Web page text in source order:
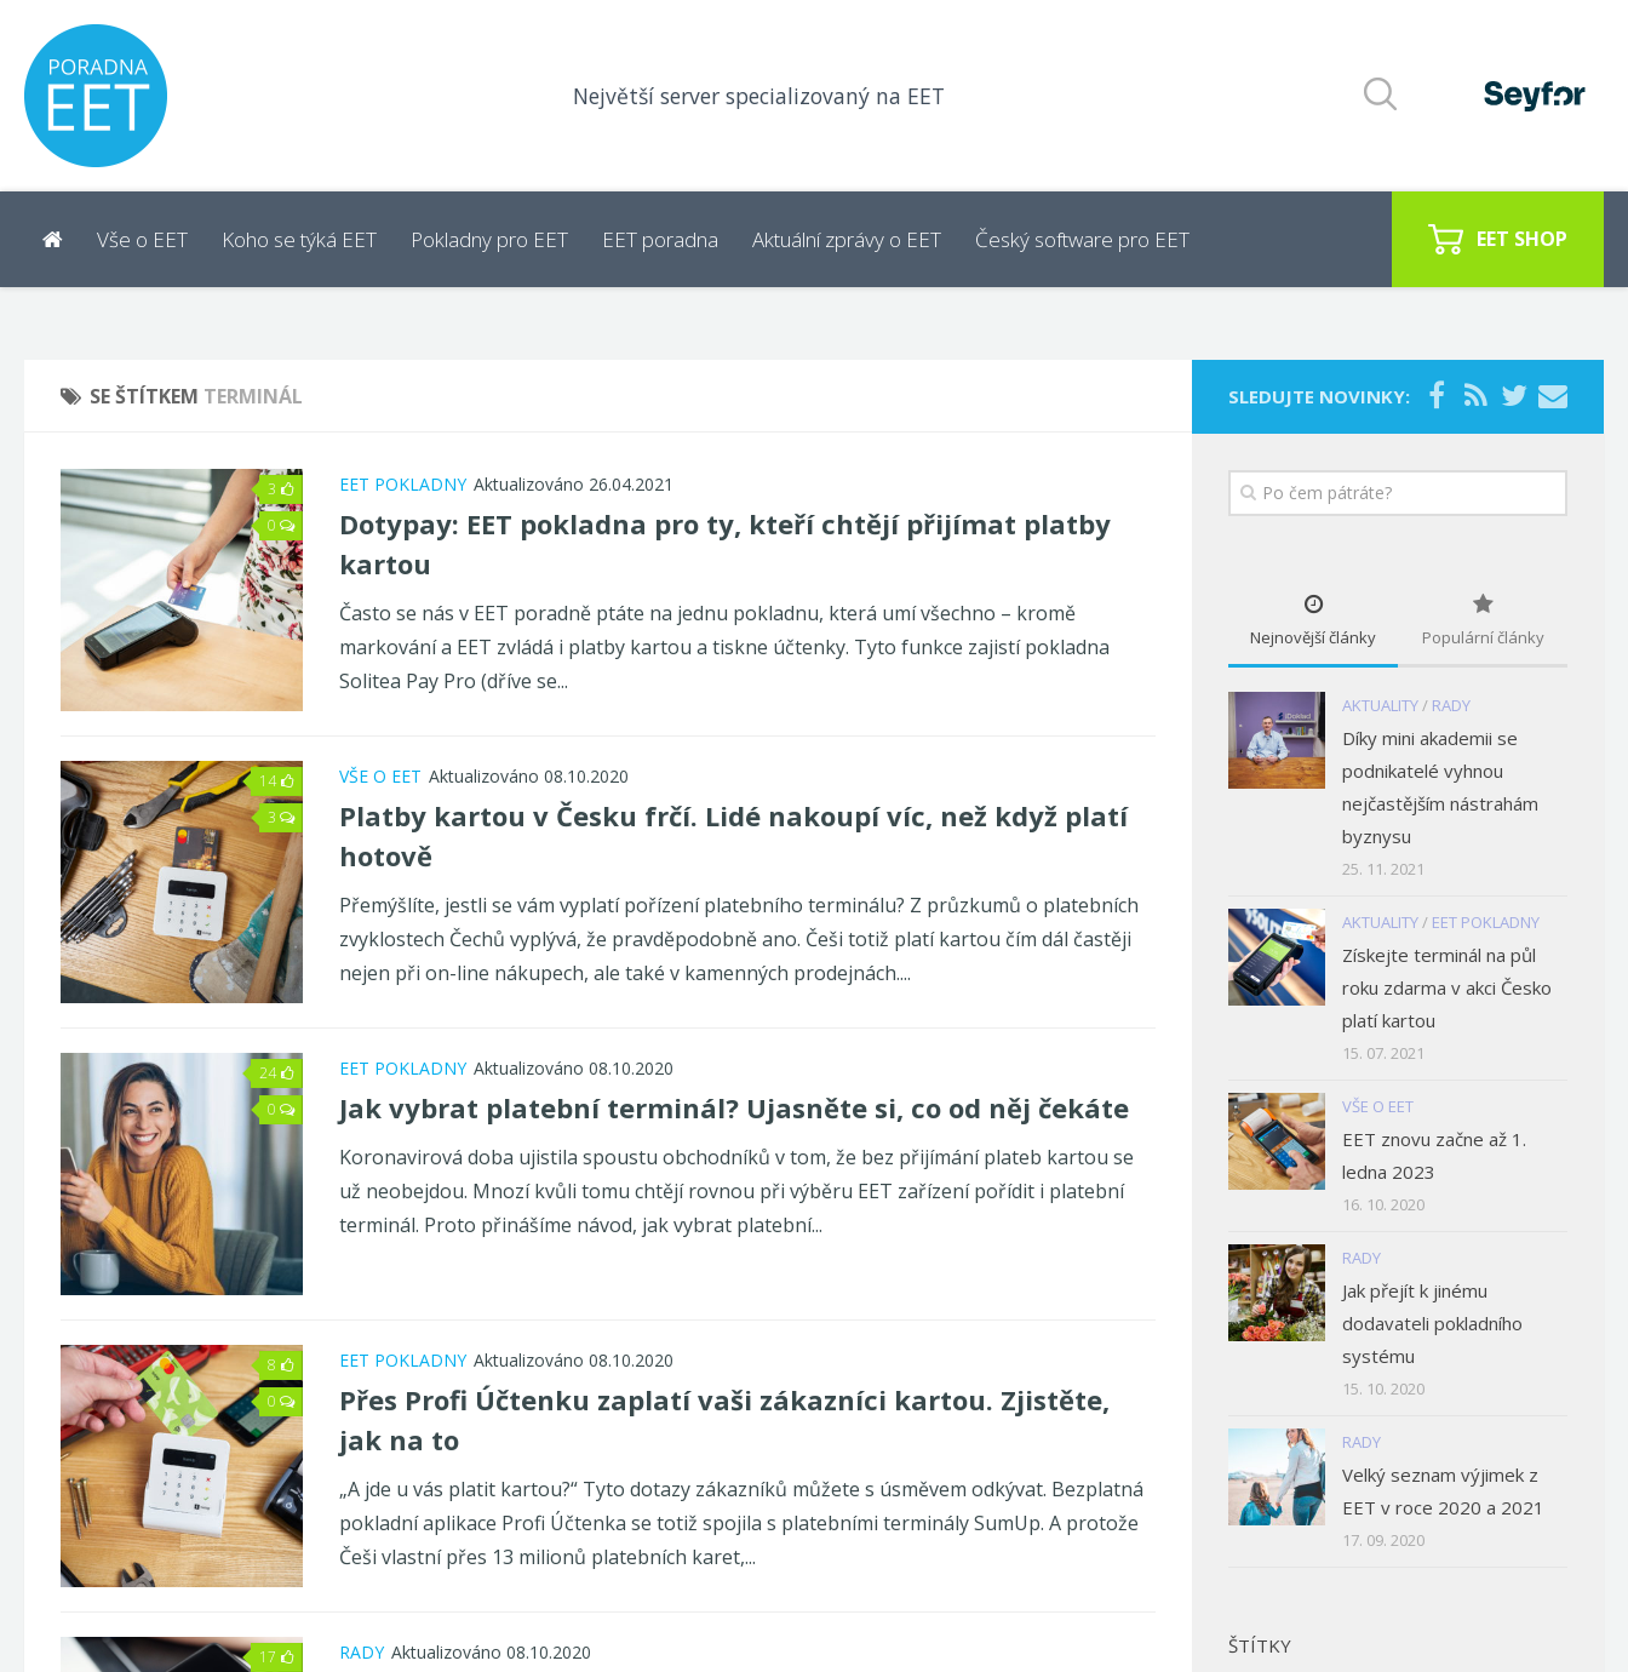
Největší server specializovaný na EET
Vše o EET Koho se týká EET Pokladny pro EET EET poradna Aktuální zprávy o EET Český software pro EET EET SHOP
SE ŠTÍTKEM TERMINÁL
3
0
EET POKLADNY Aktualizováno 26.04.2021
Dotypay: EET pokladna pro ty, kteří chtějí přijímat platby
kartou
Často se nás v EET poradně ptáte na jednu pokladnu, která umí všechno – kromě
markování a EET zvládá i platby kartou a tiskne účtenky. Tyto funkce zajistí pokladna
Solitea Pay Pro (dříve se...
14
3
VŠE O EET Aktualizováno 08.10.2020
Platby kartou v Česku frčí. Lidé nakoupí víc, než když platí
hotově
Přemýšlíte, jestli se vám vyplatí pořízení platebního terminálu? Z průzkumů o platebních
zvyklostech Čechů vyplývá, že pravděpodobně ano. Češi totiž platí kartou čím dál častěji
nejen při on-line nákupech, ale také v kamenných prodejnách....
24
0
EET POKLADNY Aktualizováno 08.10.2020
Jak vybrat platební terminál? Ujasněte si, co od něj čekáte
Koronavirová doba ujistila spoustu obchodníků v tom, že bez přijímání plateb kartou se
už neobejdou. Mnozí kvůli tomu chtějí rovnou při výběru EET zařízení pořídit i platební
terminál. Proto přinášíme návod, jak vybrat platební...
8
0
EET POKLADNY Aktualizováno 08.10.2020
Přes Profi Účtenku zaplatí vaši zákazníci kartou. Zjistěte,
jak na to
„A jde u vás platit kartou?“ Tyto dotazy zákazníků můžete s úsměvem odkývat. Bezplatná
pokladní aplikace Profi Účtenka se totiž spojila s platebními terminály SumUp. A protože
Češi vlastní přes 13 milionů platebních karet,...
17
RADY Aktualizováno 08.10.2020
SLEDUJTE NOVINKY:
Nejnovější články Populární články
AKTUALITY/ RADY
Díky mini akademii se
podnikatelé vyhnou
nejčastějším nástrahám
byznysu
25. 11. 2021
AKTUALITY/ EET POKLADNY
Získejte terminál na půl
roku zdarma v akci Česko
platí kartou
15. 07. 2021
VŠE O EET
EET znovu začne až 1.
ledna 2023
16. 10. 2020
RADY
Jak přejít k jinému
dodavateli pokladního
systému
15. 10. 2020
RADY
Velký seznam výjimek z
EET v roce 2020 a 2021
17. 09. 2020
ŠTÍTKY